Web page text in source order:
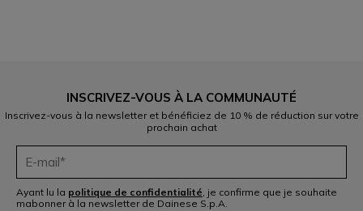
INSCRIVEZ-VOUS À LA COMMUNAUTÉ
Inscrivez-vous à la newsletter et bénéficiez de 10 % de réduction sur votre
prochain achat
Ayant lu la politique de confidentialité, je confirme que je souhaite
mabonner à la newsletter de Dainese S.p.A.